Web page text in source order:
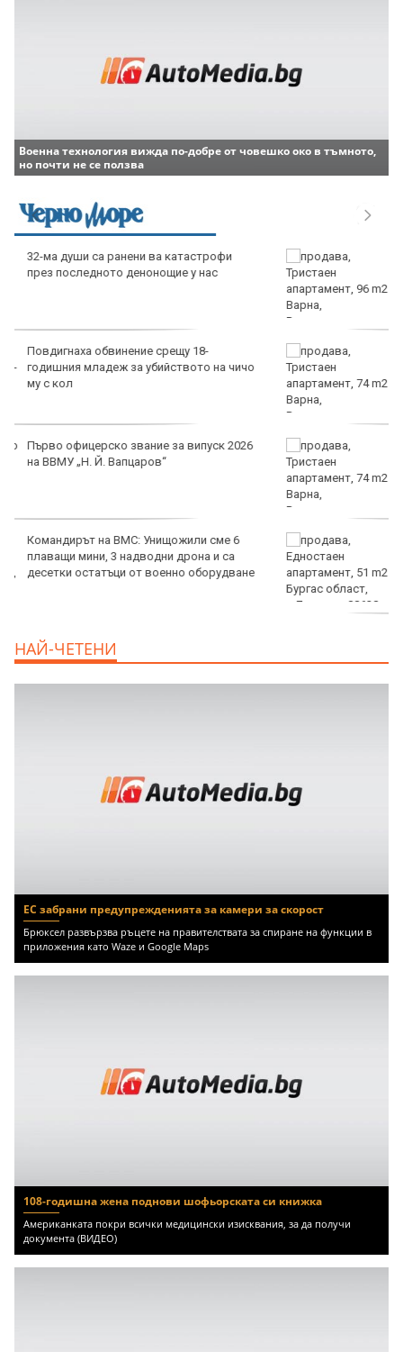
Военна технология вижда по-добре от човешко око в тъмното,
но почти не се ползва
продава, Тристаен апартамент, 96 m2
Варна, Владиславово, 170000 EUR
продава, Тристаен апартамент, 74 m2
Варна, Владиславово, 149000 EUR
продава, Тристаен апартамент, 74 m2
Варна, Владиславово, 117500 EUR
продава, Едностаен апартамент, 51 m2
Бургас област, с.Лозенец, 88638 EUR
EUR
НАЙ-ЧЕТЕНИ
ЕС забрани предупрежденията за камери за скорост
Брюксел развързва ръцете на правителствата за спиране на функции в
приложения като Waze и Google Maps
108-годишна жена поднови шофьорската си книжка
Американката покри всички медицински изисквания, за да получи
документа (ВИДЕО)